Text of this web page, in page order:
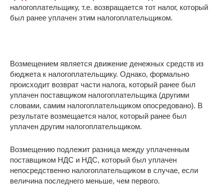
налогоплательщику, т.е. возвращается тот налог, который
был ранее уплачен этим налогоплательщиком.
Возмещением является движение денежных средств из
бюджета к налогоплательщику. Однако, формально
происходит возврат части налога, который ранее был
уплачен поставщиком налогоплательщика (другими
словами, самим налогоплательщиком опосредовано). В
результате возмещается налог, который ранее был
уплачен другим налогоплательщиком.
Возмещению подлежит разница между уплаченным
поставщиком НДС и НДС, который был уплачен
непосредственно налогоплательщиком в случае, если
величина последнего меньше, чем первого.